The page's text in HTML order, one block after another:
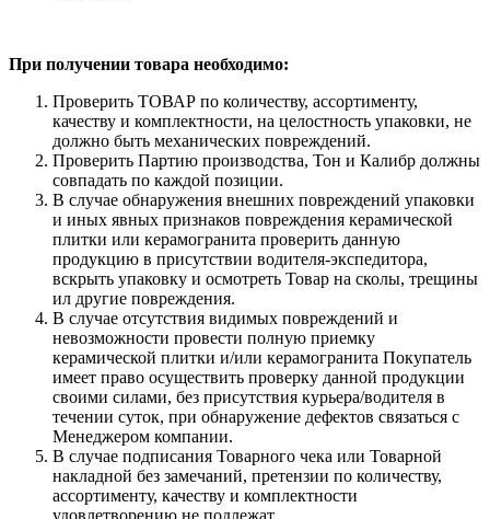
При получении товара необходимо:
Проверить ТОВАР по количеству, ассортименту,
качеству и комплектности, на целостность упаковки, не
должно быть механических повреждений.
Проверить Партию производства, Тон и Калибр должны
совпадать по каждой позиции.
В случае обнаружения внешних повреждений упаковки
и иных явных признаков повреждения керамической
плитки или керамогранита проверить данную
продукцию в присутствии водителя-экспедитора,
вскрыть упаковку и осмотреть Товар на сколы, трещины
ил другие повреждения.
В случае отсутствия видимых повреждений и
невозможности провести полную приемку
керамической плитки и/или керамогранита Покупатель
имеет право осуществить проверку данной продукции
своими силами, без присутствия курьера/водителя в
течении суток, при обнаружение дефектов связаться с
Менеджером компании.
В случае подписания Товарного чека или Товарной
накладной без замечаний, претензии по количеству,
ассортименту, качеству и комплектности
удовлетворению не подлежат.